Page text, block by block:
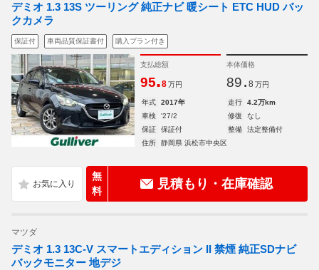
デミオ 1.3 13S ツーリング 純正ナビ 暖シート ETC HUD バッ
クカメラ
保証付 車両品質保証書付 購入プラン付き
支払総額
95.8 万円
本体価格
89. 8 万円
年式 2017年 走行
4.2万km
車検
'27/2 修復
なし
保証
保証付 整備
法定整備付
住所
静岡県 浜松市中央区
無
料
見積もり・在庫確認
マツダ
デミオ 1.3 13C-V スマートエディション II 禁煙 純正SDナビ
バックモニター 地デジ